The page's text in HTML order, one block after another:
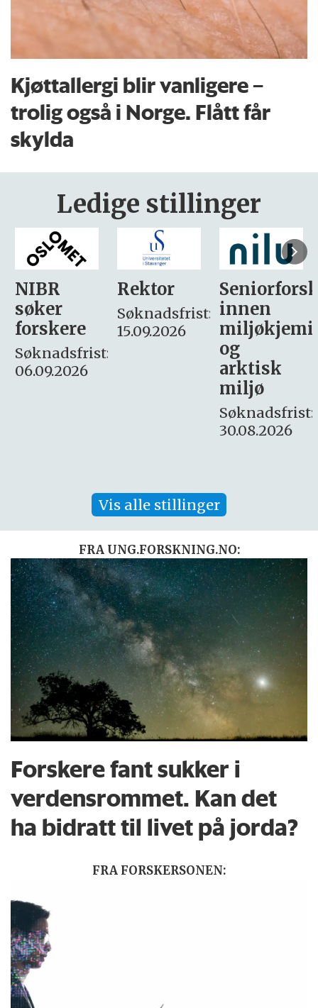
Kjøttallergi blir vanligere –
trolig også i Norge. Flått får
skylda
Ledige stillinger
Rektor
Søknadsfrist:
15.09.2026
Seniorforsker
innen
miljøkjemi
søker
– fast
Søknadsfrist:
16. august.
Vis alle stillinger
FRA UNG.FORSKNING.NO:
Forskere fant sukker i
verdensrommet. Kan det
ha bidratt til livet på jorda?
FRA FORSKERSONEN: